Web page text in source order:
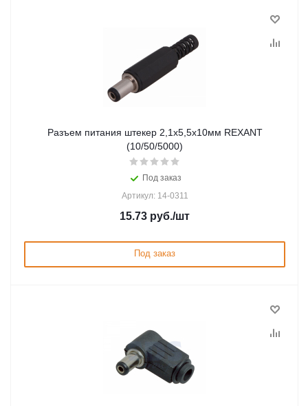
Разъем питания штекер 2,1х5,5x10мм REXANT
(10/50/5000)
Под заказ
Артикул: 14-0311
15.73 руб./шт
Под заказ